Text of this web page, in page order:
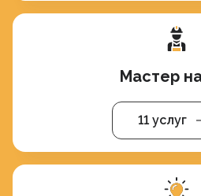
Мастер
11 услуг